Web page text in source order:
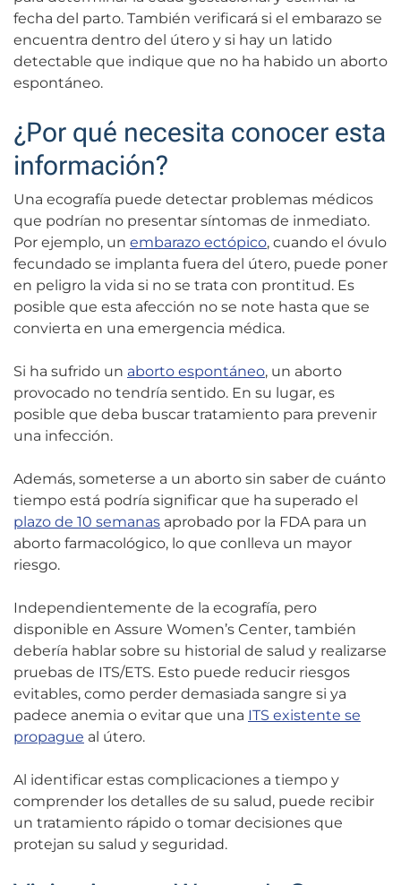
fecha del parto. También verificará si el embarazo se
encuentra dentro del útero y si hay un latido
detectable que indique que no ha habido un aborto
espontáneo.
¿Por qué necesita conocer esta
información?
Una ecografía puede detectar problemas médicos
que podrían no presentar síntomas de inmediato.
Por ejemplo, un embarazo ectópico, cuando el óvulo
fecundado se implanta fuera del útero, puede poner
en peligro la vida si no se trata con prontitud. Es
posible que esta afección no se note hasta que se
convierta en una emergencia médica.
Si ha sufrido un aborto espontáneo, un aborto
provocado no tendría sentido. En su lugar, es
posible que deba buscar tratamiento para prevenir
una infección.
Además, someterse a un aborto sin saber de cuánto
tiempo está podría significar que ha superado el
plazo de 10 semanas aprobado por la FDA para un
aborto farmacológico, lo que conlleva un mayor
riesgo.
Independientemente de la ecografía, pero
disponible en Assure Women’s Center, también
debería hablar sobre su historial de salud y realizarse
pruebas de ITS/ETS. Esto puede reducir riesgos
evitables, como perder demasiada sangre si ya
padece anemia o evitar que una ITS existente se
propague al útero.
Al identificar estas complicaciones a tiempo y
comprender los detalles de su salud, puede recibir
un tratamiento rápido o tomar decisiones que
protejan su salud y seguridad.